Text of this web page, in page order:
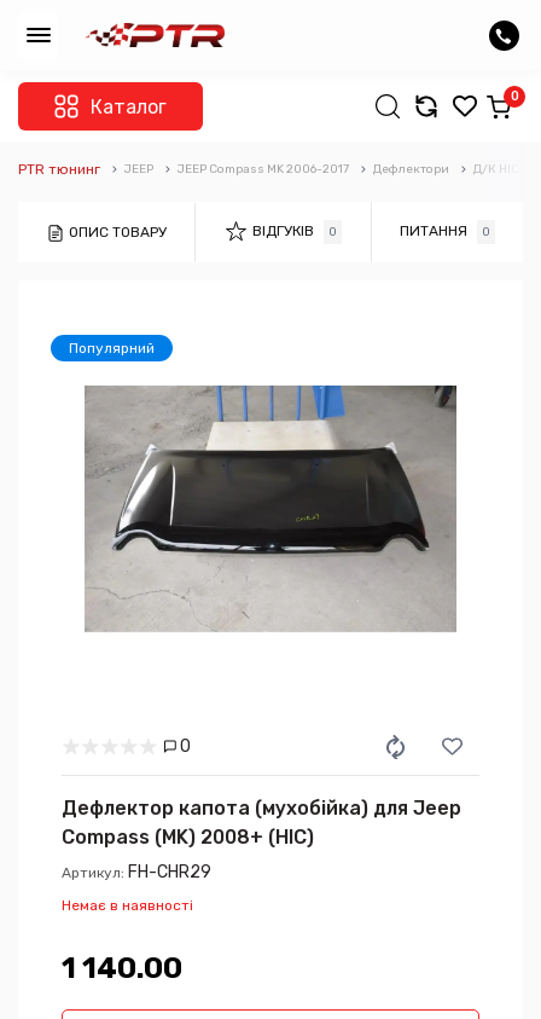
Каталог 0
PTR тюнинг JEEP JEEP Compass MK 2006-2017 Дефлектори Д/К HIC
ОПИС ТОВАРУ ВІДГУКІВ 0 ПИТАННЯ 0
Популярний
0
Дефлектор капота (мухобійка) для Jeep
Compass (MK) 2008+ (HIC)
Артикул: FH-CHR29
Немає в наявності
1 140.00₴